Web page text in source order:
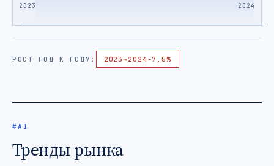
2023 2024
РОСТ ГОД К ГОДУ: 2023→ 2024 -7,5%
#AI
Тренды рынка